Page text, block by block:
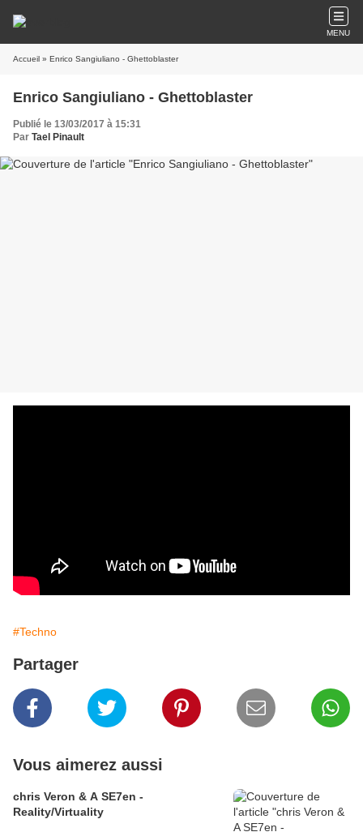
MENU
Accueil » Enrico Sangiuliano - Ghettoblaster
Enrico Sangiuliano - Ghettoblaster
Publié le 13/03/2017 à 15:31
Par Tael Pinault
#Techno
Partager
Vous aimerez aussi
chris Veron & A SE7en -
Reality/Virtuality